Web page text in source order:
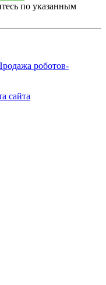
по указанным
роботов-
сайта